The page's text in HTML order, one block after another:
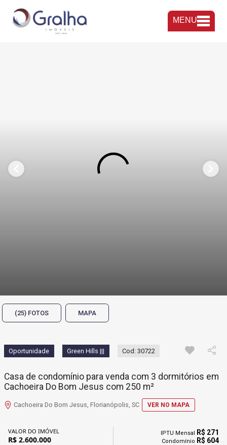
MENU
(25) FOTOS MAPA
Oportunidade Green Hills ||| Cod: 30722
Casa de condomínio para venda com 3 dormitórios em
Cachoeira Do Bom Jesus com 250 m²
Cachoeira Do Bom Jesus, Florianópolis, SC VER NO MAPA
VALOR DO IMÓVEL
R$ 2.600.000
IPTU Mensal R$ 271
Condomínio R$ 604